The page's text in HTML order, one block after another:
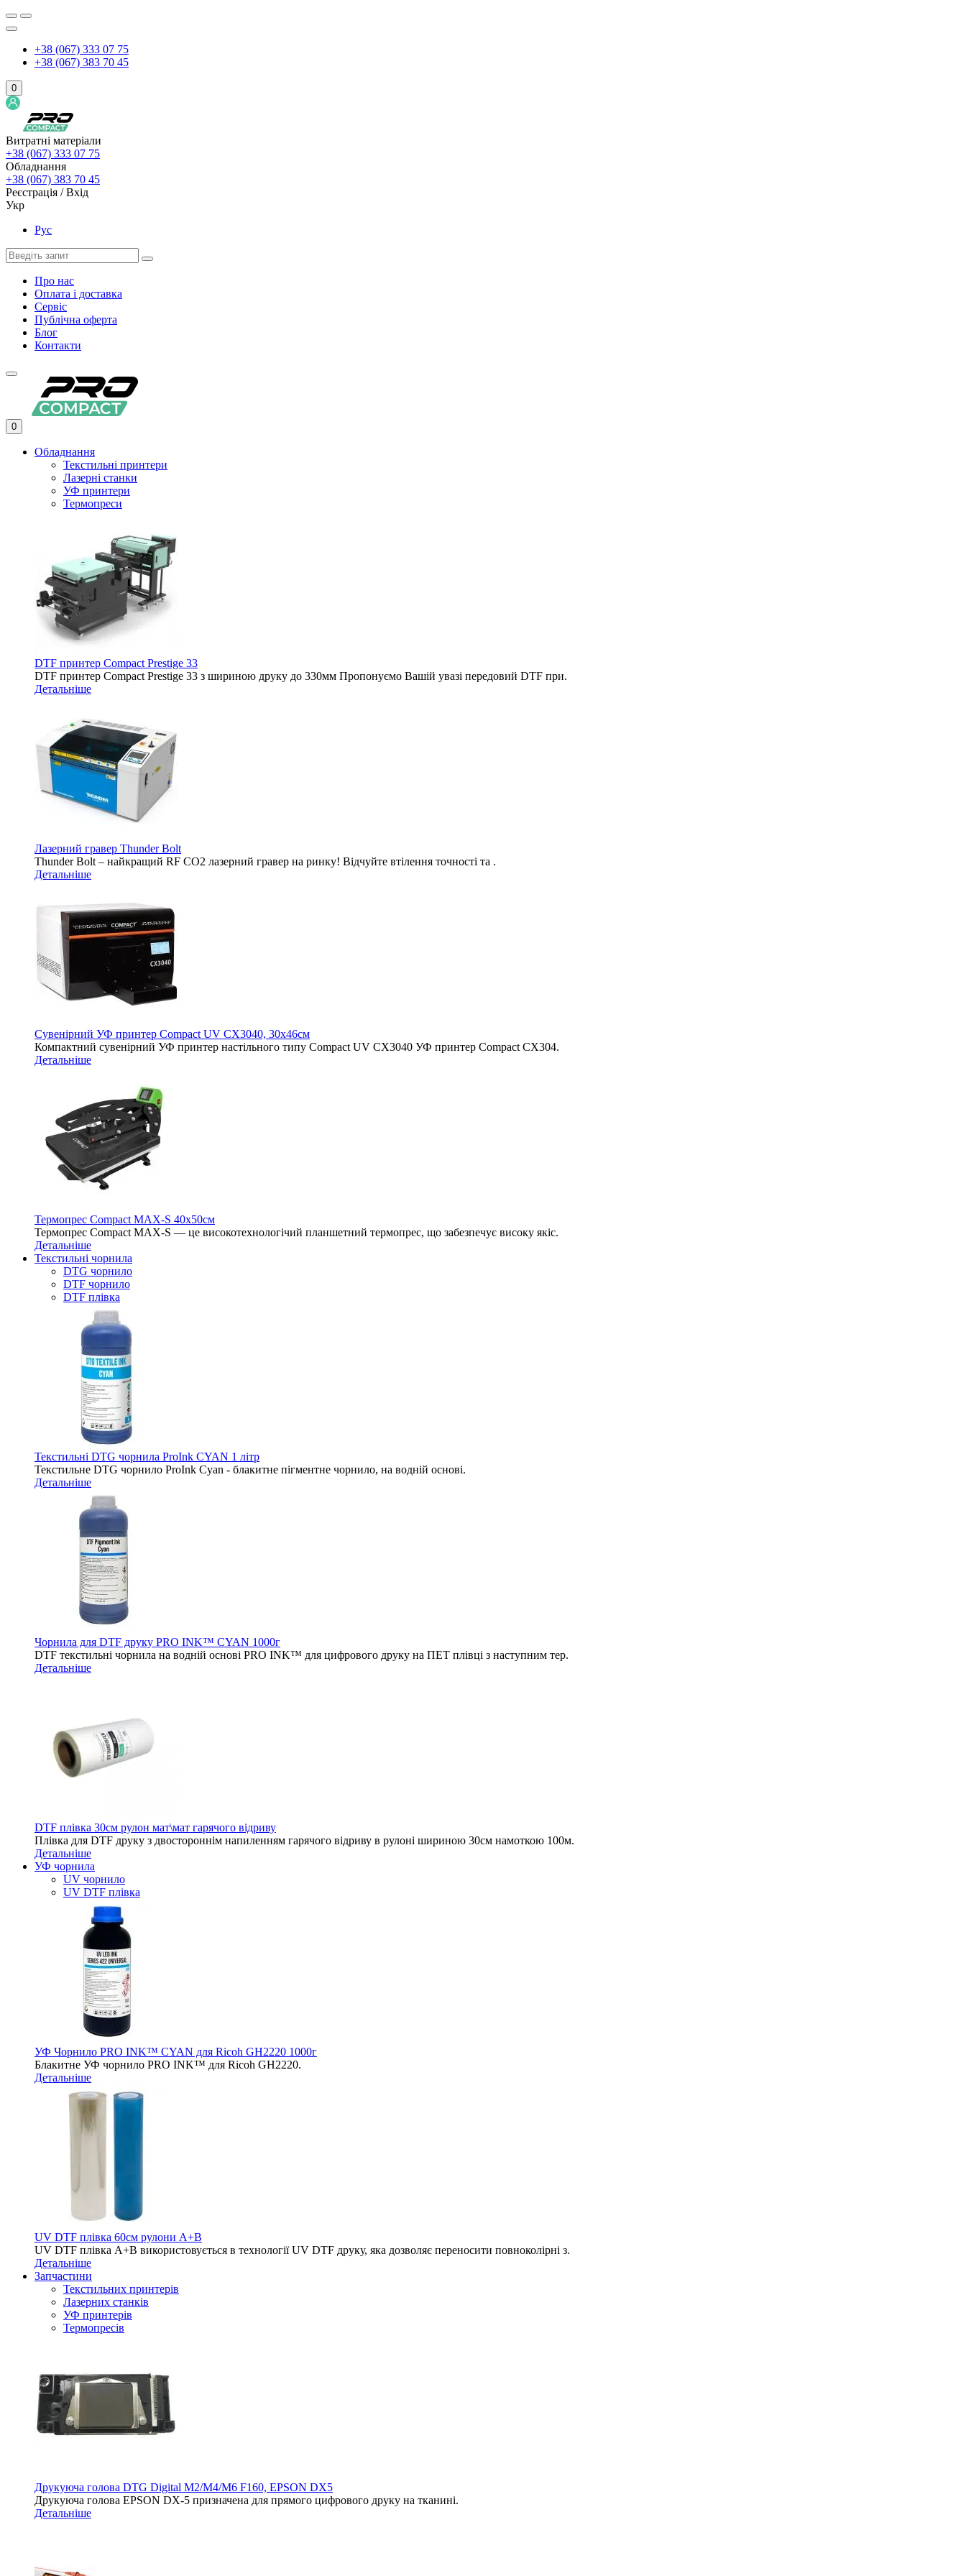
+38 (067) 333 07 75
+38 (067) 383 70 45
0
Витратні матеріали
+38 (067) 333 07 75
Обладнання
+38 (067) 383 70 45
Реєстрація / Вхід
Укр
Рус
Про нас
Оплата і доставка
Сервіс
Публічна оферта
Блог
Контакти
0
Обладнання
Текстильні принтери
Лазерні станки
УФ принтери
Термопреси
DTF принтер Compact Prestige 33
DTF принтер Compact Prestige 33 з шириною друку до 330мм Пропонуємо Вашій увазі передовий DTF при.
Детальніше
Лазерний гравер Thunder Bolt
Thunder Bolt – найкращий RF CO2 лазерний гравер на ринку! Відчуйте втілення точності та .
Детальніше
Сувенірний УФ принтер Compact UV CX3040, 30х46см
Компактний сувенірний УФ принтер настільного типу Compact UV CX3040 УФ принтер Compact CX304.
Детальніше
Термопрес Compact MAX-S 40х50см
Термопрес Compact MAX-S — це високотехнологічий планшетний термопрес, що забезпечує високу якіс.
Детальніше
Текстильні чорнила
DTG чорнило
DTF чорнило
DTF плівка
Текстильні DTG чорнила ProInk CYAN 1 літр
Текстильне DTG чорнило ProInk Cyan - блакитне пігментне чорнило, на водній основі.
Детальніше
Чорнила для DTF друку PRO INK™ CYAN 1000г
DTF текстильні чорнила на водній основі PRO INK™ для цифрового друку на ПЕТ плівці з наступним тер.
Детальніше
DTF плівка 30см рулон мат\мат гарячого відриву
Плівка для DTF друку з двостороннім напиленням гарячого відриву в рулоні шириною 30см намоткою 100м.
Детальніше
УФ чорнила
UV чорнило
UV DTF плівка
УФ Чорнило PRO INK™ CYAN для Ricoh GH2220 1000г
Блакитне УФ чорнило PRO INK™ для Ricoh GH2220.
Детальніше
UV DTF плівка 60см рулони A+B
UV DTF плівка A+B використовується в технології UV DTF друку, яка дозволяє переносити повноколірні з.
Детальніше
Запчастини
Текстильних принтерів
Лазерних станків
УФ принтерів
Термопресів
Друкуюча голова DTG Digital M2/M4/M6 F160, EPSON DX5
Друкуюча голова EPSON DX-5 призначена для прямого цифрового друку на тканині.
Детальніше